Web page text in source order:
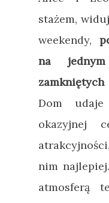
stażem,
weekendy,
na
Dom
okazyjnej
nim
atmosferą